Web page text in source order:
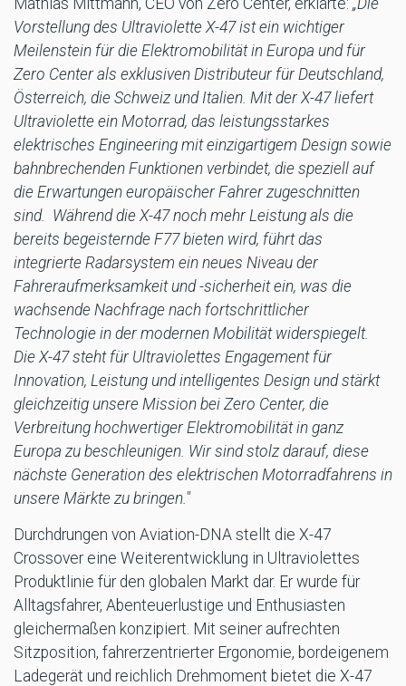
Vorstellung des Ultraviolette X-47 ist ein wichtiger
Meilenstein für die Elektromobilität in Europa und für
Zero Center als exklusiven Distributeur für Deutschland,
Österreich, die Schweiz und Italien. Mit der X-47 liefert
Ultraviolette ein Motorrad, das leistungsstarkes
elektrisches Engineering mit einzigartigem Design sowie
bahnbrechenden Funktionen verbindet, die speziell auf
die Erwartungen europäischer Fahrer zugeschnitten
sind. Während die X-47 noch mehr Leistung als die
bereits begeisternde F77 bieten wird, führt das
integrierte Radarsystem ein neues Niveau der
Fahreraufmerksamkeit und -sicherheit ein, was die
wachsende Nachfrage nach fortschrittlicher
Technologie in der modernen Mobilität widerspiegelt.
Die X-47 steht für Ultraviolettes Engagement für
Innovation, Leistung und intelligentes Design und stärkt
gleichzeitig unsere Mission bei Zero Center, die
Verbreitung hochwertiger Elektromobilität in ganz
Europa zu beschleunigen. Wir sind stolz darauf, diese
nächste Generation des elektrischen Motorradfahrens in
unsere Märkte zu bringen."
Durchdrungen von Aviation-DNA stellt die X-47
Crossover eine Weiterentwicklung in Ultraviolettes
Produktlinie für den globalen Markt dar. Er wurde für
Alltagsfahrer, Abenteuerlustige und Enthusiasten
gleichermaßen konzipiert. Mit seiner aufrechten
Sitzposition, fahrerzentrierter Ergonomie, bordeigenem
Ladegerät und reichlich Drehmoment bietet die X-47